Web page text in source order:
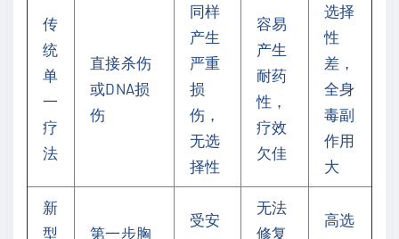
传
统
单
一
疗
法
直接杀伤
或DNA损
伤
同样
产生
严重
损
伤，
无选
择性
容易
产生
耐药
性，
疗效
欠佳
选择
性
差，
全身
毒副
作用
大
新
型
第一步胸
受安
无法
修复
高选